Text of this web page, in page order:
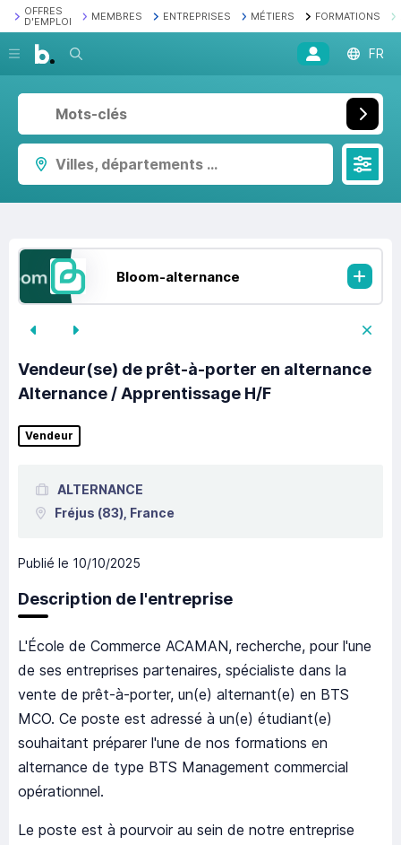
OFFRES
D'EMPLOI
MEMBRES ENTREPRISES MÉTIERS FORMATIONS
Recherche FR
Villes, départements ...
Bloom-alternance
Vendeur(se) de prêt-à-porter en alternance
Alternance / Apprentissage H/F
Vendeur
ALTERNANCE
Fréjus (83), France
Publié le 10/10/2025
Description de l'entreprise
L'École de Commerce ACAMAN, recherche, pour l'une
de ses entreprises partenaires, spécialiste dans la
vente de prêt-à-porter, un(e) alternant(e) en BTS
MCO. Ce poste est adressé à un(e) étudiant(e)
souhaitant préparer l'une de nos formations en
alternance de type BTS Management commercial
opérationnel.
Le poste est à pourvoir au sein de notre entreprise